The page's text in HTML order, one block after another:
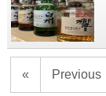
« Previous